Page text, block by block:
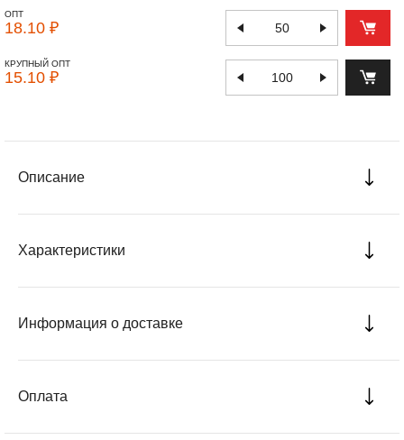
ОПТ
18.10 ₽
КРУПНЫЙ ОПТ
15.10 ₽
Описание
Характеристики
Информация о доставке
Оплата